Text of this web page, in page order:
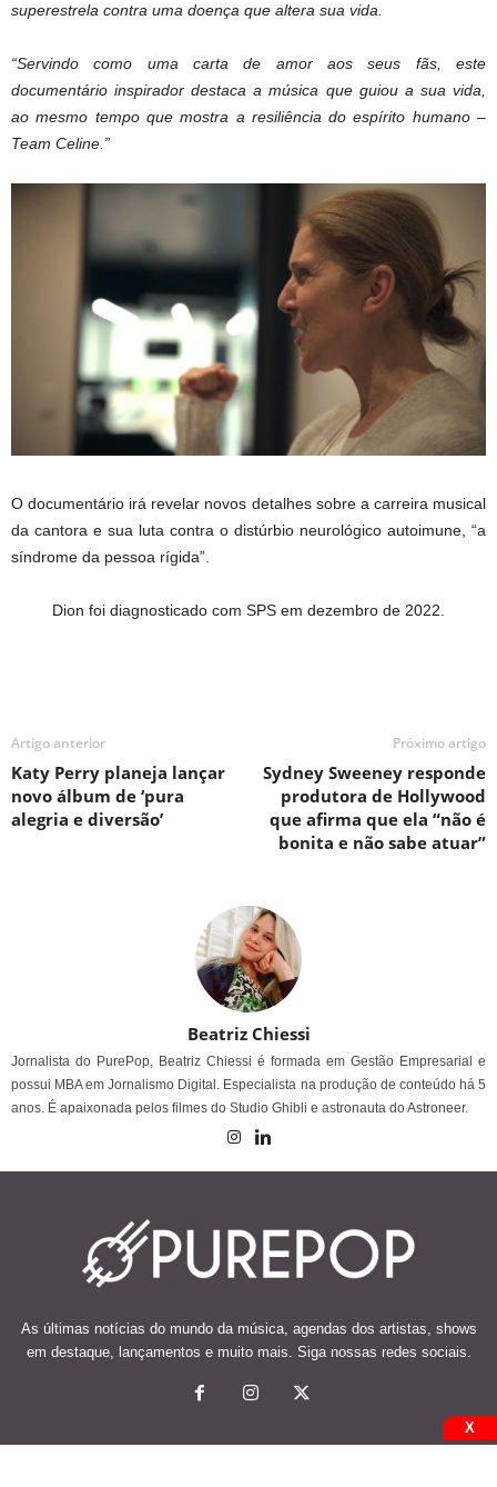
superestrela contra uma doença que altera sua vida.
“Servindo como uma carta de amor aos seus fãs, este
documentário inspirador destaca a música que guiou a sua vida,
ao mesmo tempo que mostra a resiliência do espírito humano –
Team Celine.”
O documentário irá revelar novos detalhes sobre a carreira musical
da cantora e sua luta contra o distúrbio neurológico autoimune, “a
síndrome da pessoa rígida”.
Dion foi diagnosticado com SPS em dezembro de 2022.
Artigo anterior
Katy Perry planeja lançar
novo álbum de ‘pura
alegria e diversão’
Próximo artigo
Sydney Sweeney responde
produtora de Hollywood
que afirma que ela “não é
bonita e não sabe atuar”
Beatriz Chiessi
Jornalista do PurePop, Beatriz Chiessi é formada em Gestão Empresarial e
possui MBA em Jornalismo Digital. Especialista na produção de conteúdo há 5
anos. É apaixonada pelos filmes do Studio Ghibli e astronauta do Astroneer.
As últimas notícias do mundo da música, agendas dos artistas, shows
em destaque, lançamentos e muito mais. Siga nossas redes sociais.
X